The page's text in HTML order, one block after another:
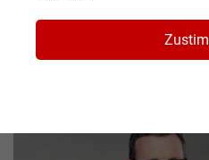
Fronert,
Mittelrhein GmbH